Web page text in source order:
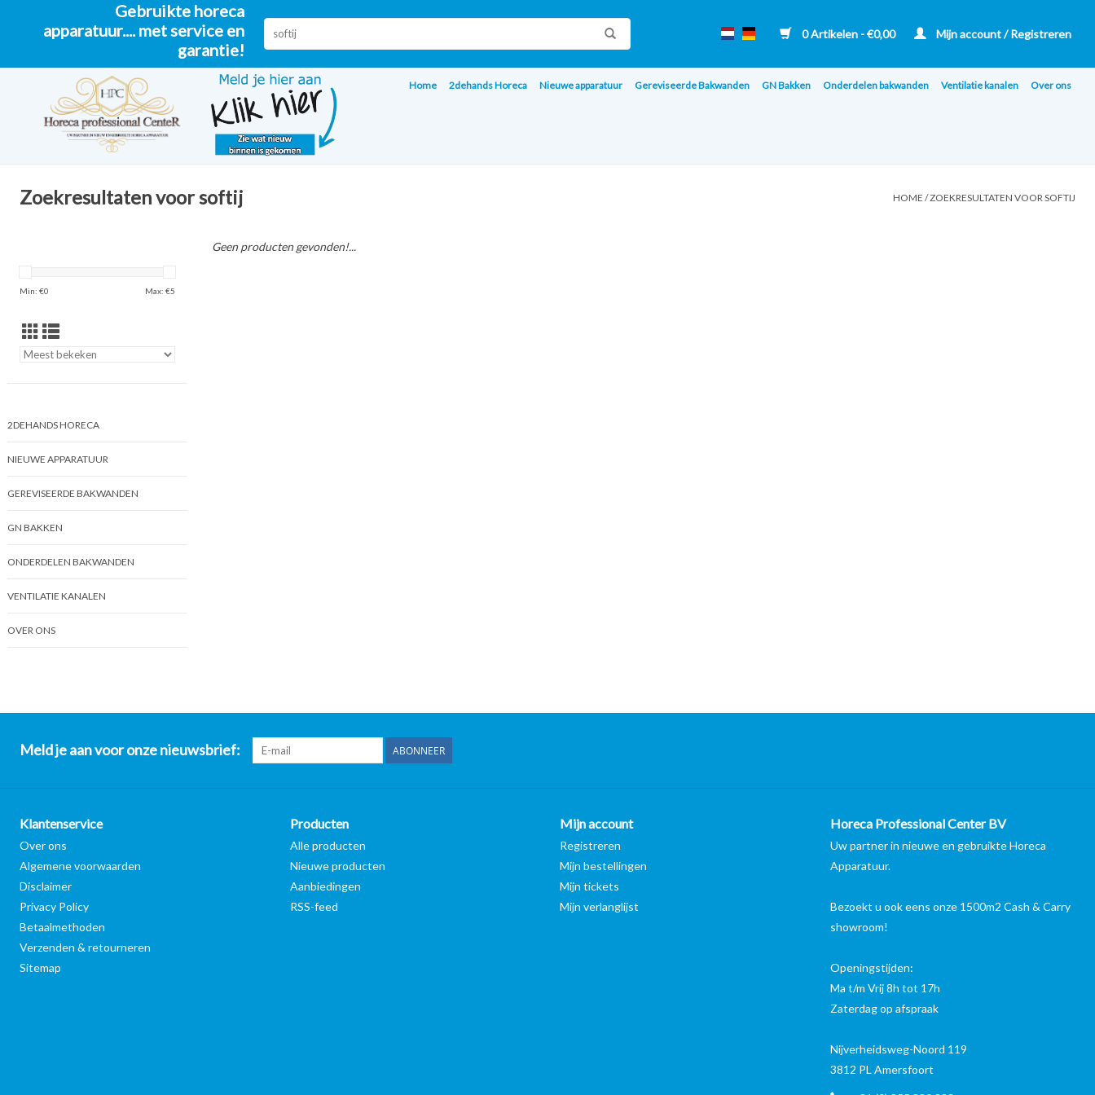
Gebruikte horeca
apparatuur.... met service en
garantie!
0 Artikelen - €0,00 Mijn account / Registreren
Home 2dehands Horeca Nieuwe apparatuur Gereviseerde Bakwanden GN Bakken Onderdelen bakwanden Ventilatie kanalen Over ons
Zoekresultaten voor softij HOME /ZOEKRESULTATEN VOOR SOFTIJ
Min: €0 Max: €5
2DEHANDS HORECA
NIEUWE APPARATUUR
GEREVISEERDE BAKWANDEN
GN BAKKEN
ONDERDELEN BAKWANDEN
VENTILATIE KANALEN
OVER ONS
Geen producten gevonden!...
Meld je aan voor onze nieuwsbrief: ABONNEER
Klantenservice
Over ons
Algemene voorwaarden
Disclaimer
Privacy Policy
Betaalmethoden
Verzenden & retourneren
Sitemap
Producten
Alle producten
Nieuwe producten
Aanbiedingen
RSS-feed
Mijn account
Registreren
Mijn bestellingen
Mijn tickets
Mijn verlanglijst
Horeca Professional Center BV
Uw partner in nieuwe en gebruikte Horeca
Apparatuur.
Bezoekt u ook eens onze 1500m2 Cash & Carry
showroom!
Openingstijden:
Ma t/m Vrij 8h tot 17h
Zaterdag op afspraak
Nijverheidsweg-Noord 119
3812 PL Amersfoort